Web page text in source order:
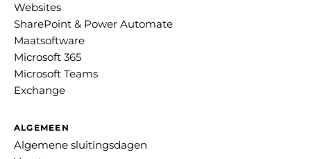
Websites
SharePoint & Power Automate
Maatsoftware
Microsoft 365
Microsoft Teams
Exchange
ALGEMEEN
Algemene sluitingsdagen